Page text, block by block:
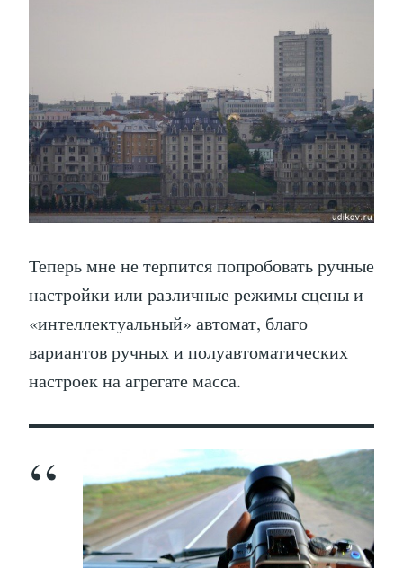
Теперь мне не терпится попробовать ручные
настройки или различные режимы сцены и
«интеллектуальный» автомат, благо
вариантов ручных и полуавтоматических
настроек на агрегате масса.